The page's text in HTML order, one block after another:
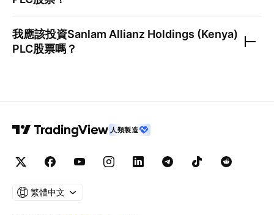
我應該投資Sanlam Allianz Holdings (Kenya)
PLC股票嗎？
人類製造
繁體中文